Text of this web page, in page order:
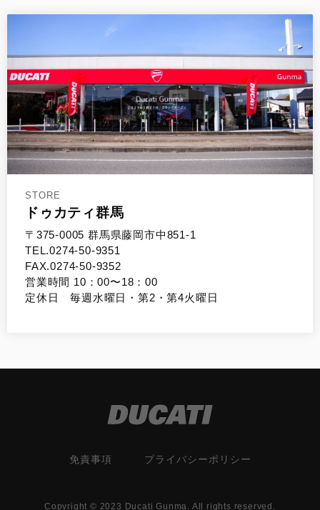
STORE
ドゥカティ群馬
〒375-0005 群馬県藤岡市中851-1
TEL.0274-50-9351
FAX.0274-50-9352
営業時間 10：00〜18：00
定休日 毎週水曜日・第2・第4火曜日
免責事項 プライバシーポリシー
Copyright © 2023 Ducati Gunma. All rights reserved.